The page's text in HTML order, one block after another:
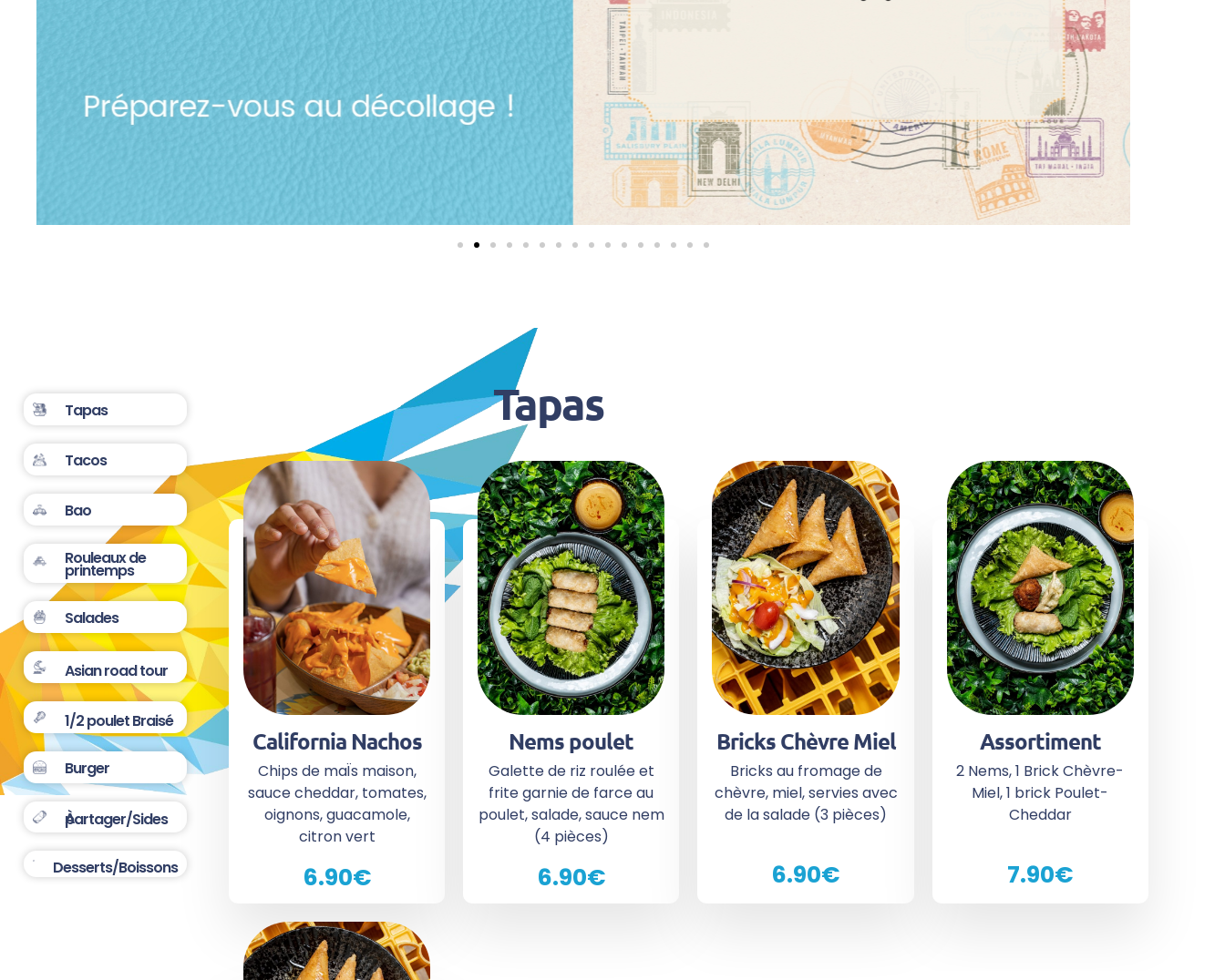
Tapas
Tacos
Bao
Rouleaux de
printemps
Salades
Asian road tour
1/2 poulet Braisé​
Burger
À partager/Sides
Desserts/Boissons
Tapas
California Nachos
Chips de maÏs maison,
sauce cheddar, tomates,
oignons, guacamole,
citron vert
6.90€
Nems poulet
Galette de riz roulée et
frite garnie de farce au
poulet, salade, sauce nem
(4 pièces)
6.90€
Bricks Chèvre Miel
Bricks au fromage de
chèvre, miel, servies avec
de la salade (3 pièces)
6.90€
Assortiment
2 Nems, 1 Brick Chèvre-
Miel, 1 brick Poulet-
Cheddar
7.90€